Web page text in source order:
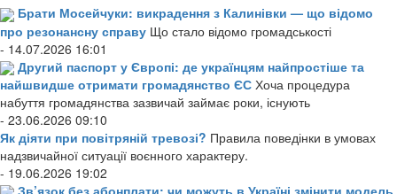
Брати Мосейчуки: викрадення з Калинівки — що відомо
про резонансну справу Що стало відомо громадськості
- 14.07.2026 16:01
Другий паспорт у Європі: де українцям найпростіше та
найшвидше отримати громадянство ЄС Хоча процедура
набуття громадянства зазвичай займає роки, існують
- 23.06.2026 09:10
Як діяти при повітряній тревозі? Правила поведінки в умовах
надзвичайної ситуації воєнного характеру.
- 19.06.2026 19:02
Зв’язок без абонплати: чи можуть в Україні змінити модель